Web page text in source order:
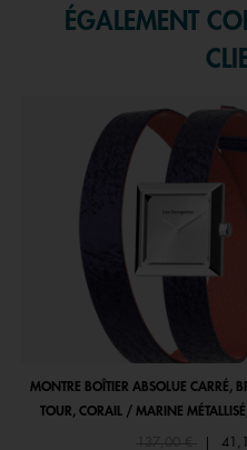
ÉGALEMENT
MONTRE BOÎTIER ABSOLUE CARRÉ,
TOUR, CORAIL / MARINE
Price reduced from
137,00 €to